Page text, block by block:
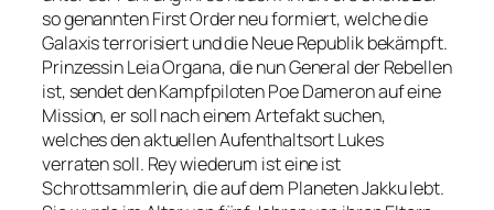
so genannten First Order neu formiert, welche die
Galaxis terrorisiert und die Neue Republik bekämpft.
Prinzessin Leia Organa, die nun General der Rebellen
ist, sendet den Kampfpiloten Poe Dameron auf eine
Mission, er soll nach einem Artefakt suchen,
welches den aktuellen Aufenthaltsort Lukes
verraten soll. Rey wiederum ist eine ist
Schrottsammlerin, die auf dem Planeten Jakku lebt.